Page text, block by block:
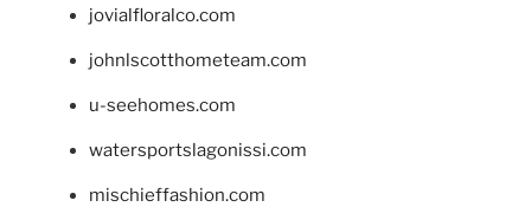
jovialfloralco.com
johnlscotthometeam.com
u-seehomes.com
watersportslagonissi.com
mischieffashion.com